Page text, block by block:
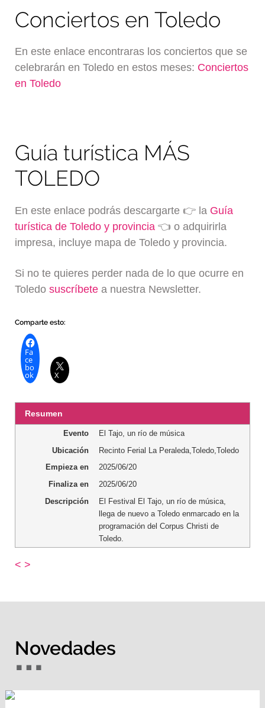
Conciertos en Toledo
En este enlace encontraras los conciertos que se
celebrarán en Toledo en estos meses: Conciertos
en Toledo
Guía turística MÁS
TOLEDO
En este enlace podrás descargarte 👉 la Guía
turística de Toledo y provincia 👈 o adquirirla
impresa, incluye mapa de Toledo y provincia.
Si no te quieres perder nada de lo que ocurre en
Toledosuscríbete a nuestra Newsletter.
Comparte esto:
Fa
ce
bo
ok X
Resumen
Evento
El Tajo, un río de música
Ubicación
Recinto Ferial La Peraleda ,Toledo ,Toledo
Empieza en
2025/06/20
Finaliza en
2025/06/20
Descripción
El Festival El Tajo, un río de música,
llega de nuevo a Toledo enmarcado en la
programación del Corpus Christi de
Toledo.
< >
Novedades